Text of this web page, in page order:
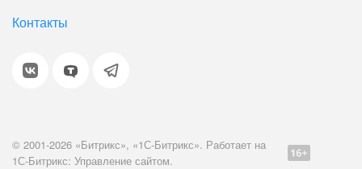
Контакты
© 2001-2026 «Битрикс», «1С-Битрикс». Работает на
1С-Битрикс: Управление сайтом.